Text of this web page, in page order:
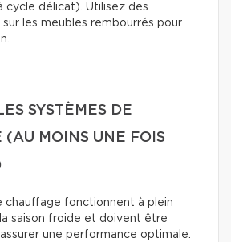
cycle délicat). Utilisez des
sur les meubles rembourrés pour
SYSTÈMES DE
(AU MOINS UNE FOIS
chauffage fonctionnent à plein
saison froide et doivent être
une performance optimale.